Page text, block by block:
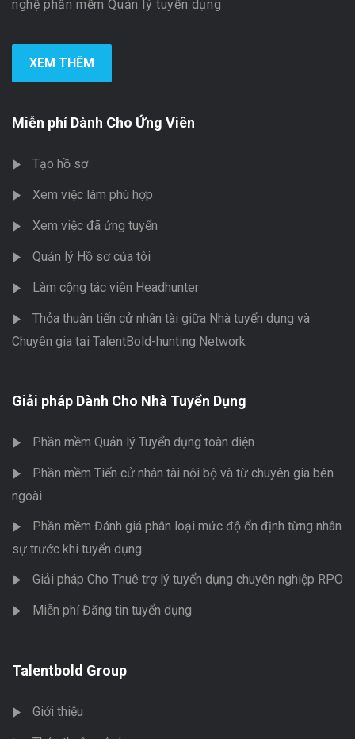
nghệ phần mềm Quản lý tuyển dụng
XEM THÊM
Miễn phí Dành Cho Ứng Viên
Tạo hồ sơ
Xem việc làm phù hợp
Xem việc đã ứng tuyển
Quản lý Hồ sơ của tôi
Làm cộng tác viên Headhunter
Thỏa thuận tiến cử nhân tài giữa Nhà tuyển dụng và
Chuyên gia tại TalentBold-hunting Network
Giải pháp Dành Cho Nhà Tuyển Dụng
Phần mềm Quản lý Tuyển dụng toàn diện
Phần mềm Tiến cử nhân tài nội bộ và từ chuyên gia bên
ngoài
Phần mềm Đánh giá phân loại mức độ ổn định từng nhân
sự trước khi tuyển dụng
Giải pháp Cho Thuê trợ lý tuyển dụng chuyên nghiệp RPO
Miễn phí Đăng tin tuyển dụng
Talentbold Group
Giới thiệu